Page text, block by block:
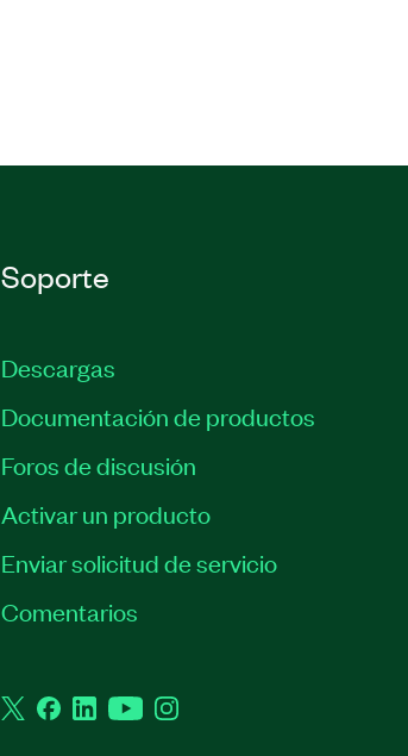
Soporte
Descargas
Documentación de productos
Foros de discusión
Activar un producto
Enviar solicitud de servicio
Comentarios
TwitterFacebook
LinkedInYouTubeInstagram